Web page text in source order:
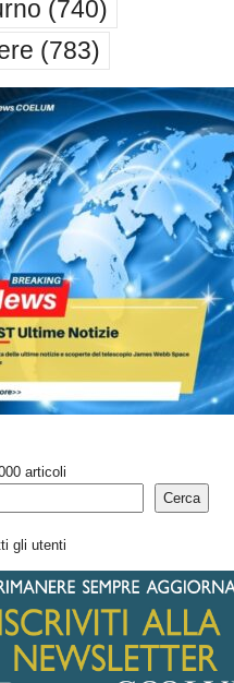
(740)
(783)
articoli
Cerca
gli utenti